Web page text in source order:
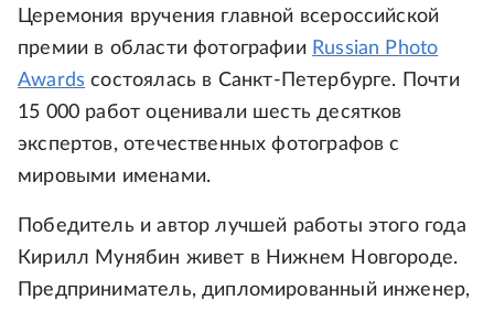
Церемония вручения главной всероссийской
премии в области фотографии Russian Photo
Awards состоялась в Санкт-Петербурге. Почти
15 000 работ оценивали шесть десятков
экспертов, отечественных фотографов с
мировыми именами.
Победитель и автор лучшей работы этого года
Кирилл Мунябин живет в Нижнем Новгороде.
Предприниматель, дипломированный инженер,